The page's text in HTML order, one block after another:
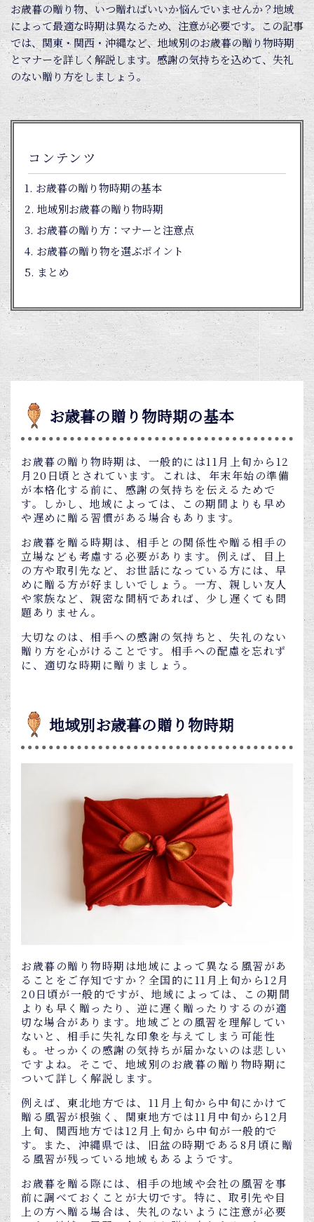
お歳暮の贈り物、いつ贈ればいいか悩んでいませんか？地域
によって最適な時期は異なるため、注意が必要です。この記事
では、関東・関西・沖縄など、地域別のお歳暮の贈り物時期
とマナーを詳しく解説します。感謝の気持ちを込めて、失礼
のない贈り方をしましょう。
コンテンツ
お歳暮の贈り物時期の基本
地域別お歳暮の贈り物時期
お歳暮の贈り方：マナーと注意点
お歳暮の贈り物を選ぶポイント
まとめ
お歳暮の贈り物時期の基本
お歳暮の贈り物時期は、一般的には11月上旬から12
月20日頃とされています。これは、年末年始の準備
が本格化する前に、感謝の気持ちを伝えるためで
す。しかし、地域によっては、この期間よりも早め
や遅めに贈る習慣がある場合もあります。
お歳暮を贈る時期は、相手との関係性や贈る相手の
立場なども考慮する必要があります。例えば、目上
の方や取引先など、お世話になっている方には、早
めに贈る方が好ましいでしょう。一方、親しい友人
や家族など、親密な間柄であれば、少し遅くても問
題ありません。
大切なのは、相手への感謝の気持ちと、失礼のない
贈り方を心がけることです。相手への配慮を忘れず
に、適切な時期に贈りましょう。
地域別お歳暮の贈り物時期
お歳暮の贈り物時期は地域によって異なる風習があ
ることをご存知ですか？全国的に11月上旬から12月
20日頃が一般的ですが、地域によっては、この期間
よりも早く贈ったり、逆に遅く贈ったりするのが適
切な場合があります。地域ごとの風習を理解してい
ないと、相手に失礼な印象を与えてしまう可能性
も。せっかくの感謝の気持ちが届かないのは悲しい
ですよね。そこで、地域別のお歳暮の贈り物時期に
ついて詳しく解説します。
例えば、東北地方では、11月上旬から中旬にかけて
贈る風習が根強く、関東地方では11月中旬から12月
上旬、関西地方では12月上旬から中旬が一般的で
す。また、沖縄県では、旧盆の時期である8月頃に贈
る風習が残っている地域もあるようです。
お歳暮を贈る際には、相手の地域や会社の風習を事
前に調べておくことが大切です。特に、取引先や目
上の方へ贈る場合は、失礼のないように注意が必要